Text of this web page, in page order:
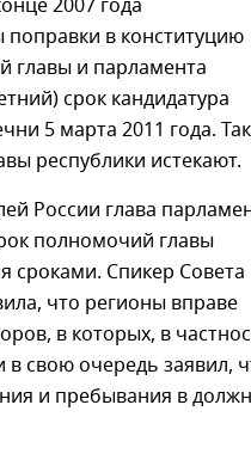
2007 года
в конституцию
главы и парламента
срок кандидатура
5 марта 2011 года.
республики истекают.
России глава
полномочий главы
сроками. Спикер Совета
что регионы вправе
в которых, в
в свою очередь заявил,
и пребывания в